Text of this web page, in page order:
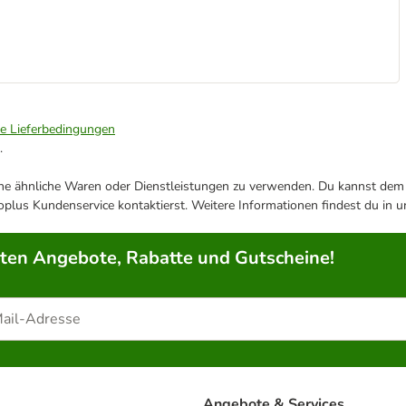
Lieferbedingungen
Waren oder Dienstleistungen zu verwenden. Du kannst
Kundenservice kontaktierst. Weitere Informationen findest du in
Angebote, Rabatte und Gutscheine!